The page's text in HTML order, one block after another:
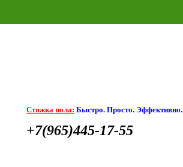
Стяжка пола: Быстро. Просто. Эффективно.
+7(965)445-17-55